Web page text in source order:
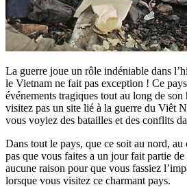
La guerre joue un rôle indéniable dans
le Vietnam ne fait pas exception ! Ce
événements tragiques tout au long de
visitez pas un site lié à la guerre du Viêt
vous voyiez des batailles et des conflits
Dans tout le pays, que ce soit au nord, au
pas que vous faites a un jour fait partie
aucune raison pour que vous fassiez
lorsque vous visitez ce charmant pays.